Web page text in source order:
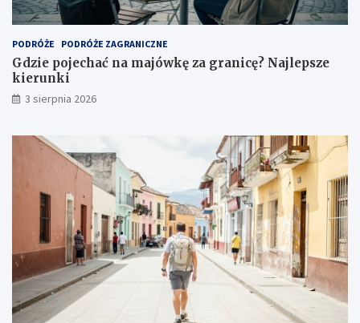
PODRÓŻE PODRÓŻE ZAGRANICZNE
Gdzie pojechać na majówkę za granicę? Najlepsze
kierunki
3 sierpnia 2026